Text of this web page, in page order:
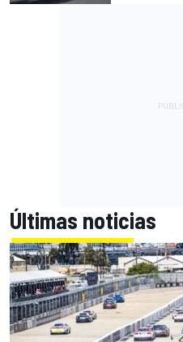
Últimas noticias